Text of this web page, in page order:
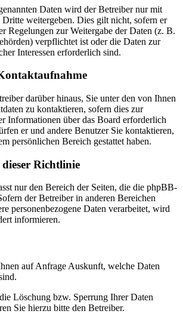
Daten wird der Betreiber nur mit
weitergeben. Dies gilt nicht, sofern er
Regelungen zur Weitergabe der Daten (z. B.
verpflichtet ist oder die Daten zur
Interessen erforderlich sind.
darüber hinaus, Sie unter den von Ihnen
zu kontaktieren, sofern dies zur
Informationen über das Board erforderlich
er und andere Benutzer Sie kontaktieren,
persönlichen Bereich gestattet haben.
Richtlinie
nur den Bereich der Seiten, die die phpBB-
der Betreiber in anderen Bereichen
personenbezogene Daten verarbeitet, wird
informieren.
auf Anfrage Auskunft, welche Daten
Löschung bzw. Sperrung Ihrer Daten
Sie hierzu bitte den Betreiber.